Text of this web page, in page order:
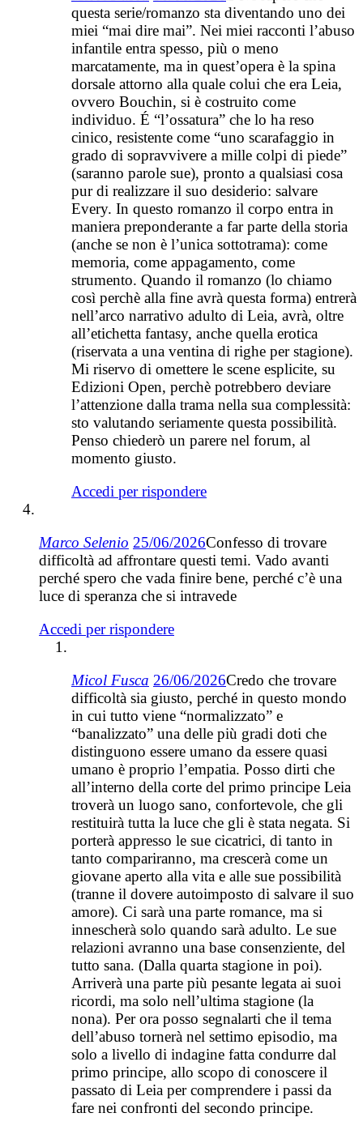
questa serie/romanzo sta diventando uno dei
miei “mai dire mai”. Nei miei racconti l’abuso
infantile entra spesso, più o meno
marcatamente, ma in quest’opera è la spina
dorsale attorno alla quale colui che era Leia,
ovvero Bouchin, si è costruito come
individuo. É “l’ossatura” che lo ha reso
cinico, resistente come “uno scarafaggio in
grado di sopravvivere a mille colpi di piede”
(saranno parole sue), pronto a qualsiasi cosa
pur di realizzare il suo desiderio: salvare
Every. In questo romanzo il corpo entra in
maniera preponderante a far parte della storia
(anche se non è l’unica sottotrama): come
memoria, come appagamento, come
strumento. Quando il romanzo (lo chiamo
così perchè alla fine avrà questa forma) entrerà
nell’arco narrativo adulto di Leia, avrà, oltre
all’etichetta fantasy, anche quella erotica
(riservata a una ventina di righe per stagione).
Mi riservo di omettere le scene esplicite, su
Edizioni Open, perchè potrebbero deviare
l’attenzione dalla trama nella sua complessità:
sto valutando seriamente questa possibilità.
Penso chiederò un parere nel forum, al
momento giusto.
Accedi per rispondere
Marco Selenio 25/06/2026Confesso di trovare
difficoltà ad affrontare questi temi. Vado avanti
perché spero che vada finire bene, perché c’è una
luce di speranza che si intravede
Accedi per rispondere
Micol Fusca 26/06/2026Credo che trovare
difficoltà sia giusto, perché in questo mondo
in cui tutto viene “normalizzato” e
“banalizzato” una delle più gradi doti che
distinguono essere umano da essere quasi
umano è proprio l’empatia. Posso dirti che
all’interno della corte del primo principe Leia
troverà un luogo sano, confortevole, che gli
restituirà tutta la luce che gli è stata negata. Si
porterà appresso le sue cicatrici, di tanto in
tanto compariranno, ma crescerà come un
giovane aperto alla vita e alle sue possibilità
(tranne il dovere autoimposto di salvare il suo
amore). Ci sarà una parte romance, ma si
innescherà solo quando sarà adulto. Le sue
relazioni avranno una base consenziente, del
tutto sana. (Dalla quarta stagione in poi).
Arriverà una parte più pesante legata ai suoi
ricordi, ma solo nell’ultima stagione (la
nona). Per ora posso segnalarti che il tema
dell’abuso tornerà nel settimo episodio, ma
solo a livello di indagine fatta condurre dal
primo principe, allo scopo di conoscere il
passato di Leia per comprendere i passi da
fare nei confronti del secondo principe.